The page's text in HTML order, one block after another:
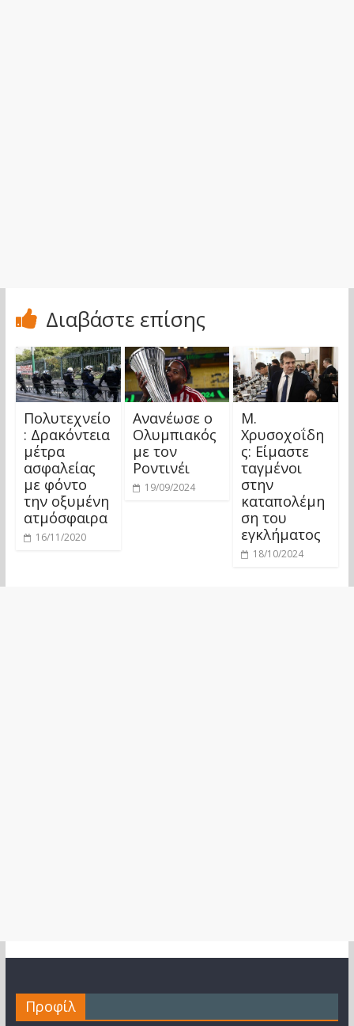
Διαβάστε επίσης
Πολυτεχνείο
: Δρακόντεια
μέτρα
ασφαλείας
με φόντο
την οξυμένη
ατμόσφαιρα
16/11/2020
Ανανέωσε ο
Ολυμπιακός
με τον
Ροντινέι
19/09/2024
Μ.
Χρυσοχοΐδη
ς: Είμαστε
ταγμένοι
στην
καταπολέμη
ση του
εγκλήματος
18/10/2024
Προφίλ